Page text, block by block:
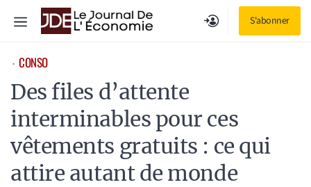
S'abonner
Menu
⋅ CONSO
Des files d’attente
interminables pour ces
vêtements gratuits : ce qui
attire autant de monde